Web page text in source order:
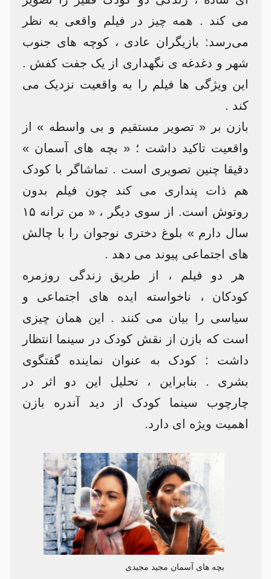
می‌ کند . همه چیز در فیلم واقعی به نظر
می‌رسد: بازیگران عادی ، کوچه های جنوب
شهر و دغدغه ی نگهداری از یک جفت کفش .
این ویژگی ها فیلم را به واقعیت نزدیک می
کند .
بازن بر « تصویر مستقیم و بی واسطه » از
واقعیت تاکید داشت ؛ « بچه‌ های آسمان »
دقیقا چنین تصویری است . تماشاگر با کودک
هم ذات پنداری می کند چون فیلم بدون
روتوش است. از سوی دیگر ، « من ترانه ۱۵
سال دارم » بلوغ دختری نوجوان را با چالش
های اجتماعی پیوند می‌ دهد .
هر دو فیلم ، از طریق زندگی روزمره
کودکان ، ناخواسته ایده های اجتماعی و
سیاسی را بیان می‌ کنند . این همان چیزی
است که بازن از نقش کودک در سینما انتظار
داشت : کودک به عنوان نماینده گفتگوی
بشری . بنابراین ، تحلیل این دو اثر در
چارچوب سینما کودک از دید آندره بازن
اهمیت ویژه ای دارد.
بچه های آسمان مجید مجیدی